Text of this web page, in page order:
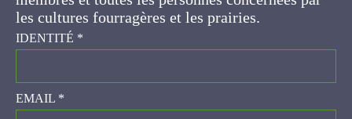
les cultures fourragères et les prairies.
IDENTITÉ *
EMAIL *